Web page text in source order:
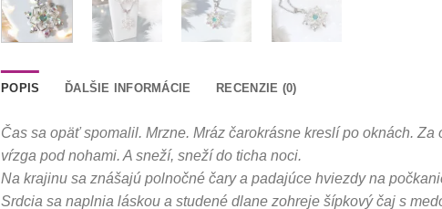
POPIS ĎALŠIE INFORMÁCIE RECENZIE (0)
Čas sa opäť spomalil. Mrzne. Mráz čarokrásne kreslí po oknách.
vŕzga pod nohami. A sneží, sneží do ticha noci.
Na krajinu sa znášajú polnočné čary a padajúce hviezdy na
Srdcia sa naplnia láskou a studené dlane zohreje šípkový čaj s